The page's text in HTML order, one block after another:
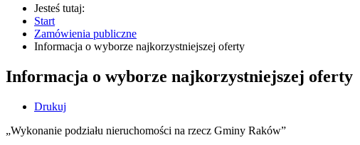
Jesteś tutaj:
Start
Zamówienia publiczne
Informacja o wyborze najkorzystniejszej oferty
Informacja o wyborze najkorzystniejszej oferty
Drukuj
„Wykonanie podziału nieruchomości na rzecz Gminy Raków”